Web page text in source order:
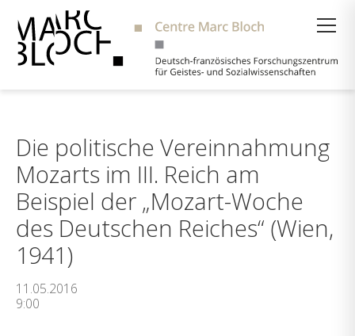
Die politische Vereinnahmung
Mozarts im III. Reich am
Beispiel der „Mozart-Woche
des Deutschen Reiches“ (Wien,
1941)
11.05.2016
9:00